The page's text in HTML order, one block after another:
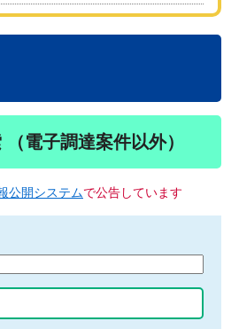
電子調達案件以外）
公開システムで公告しています